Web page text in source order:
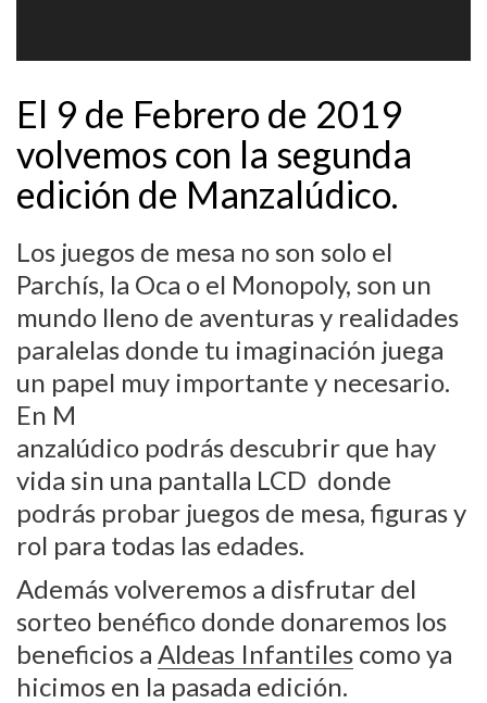
El 9 de Febrero de 2019
volvemos con la segunda
edición de Manzalúdico.
Los juegos de mesa no son solo el
Parchís, la Oca o el Monopoly, son un
mundo lleno de aventuras y realidades
paralelas donde tu imaginación juega
un papel muy importante y necesario.
En M
anzalúdico podrás descubrir que hay
vida sin una pantalla LCD donde
podrás probar juegos de mesa, figuras y
rol para todas las edades.
Además volveremos a disfrutar del
sorteo benéfico donde donaremos los
beneficios a Aldeas Infantiles como ya
hicimos en la pasada edición.